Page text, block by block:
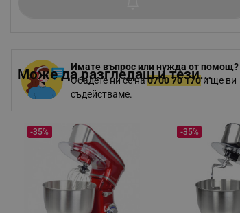
Имате въпрос или нужда от помощ?
Обадете ни се на0700 70 170и ще ви
съдействаме.
Може да разгледаш и тези...
-35% -35%